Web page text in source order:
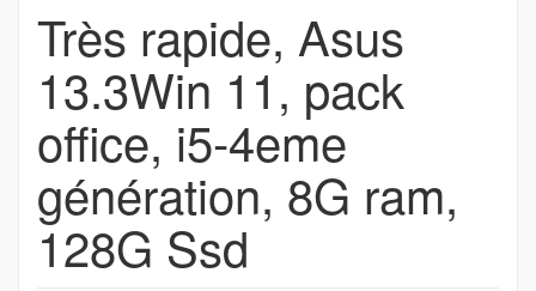
Très rapide, Asus
13.3Win 11, pack
office, i5-4eme
génération, 8G ram,
128G Ssd